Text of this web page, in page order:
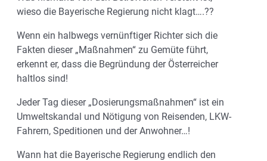
wieso die Bayerische Regierung nicht klagt….??
Wenn ein halbwegs vernünftiger Richter sich die
Fakten dieser „Maßnahmen“ zu Gemüte führt,
erkennt er, dass die Begründung der Österreicher
haltlos sind!
Jeder Tag dieser „Dosierungsmaßnahmen“ ist ein
Umweltskandal und Nötigung von Reisenden, LKW-
Fahrern, Speditionen und der Anwohner…!
Wann hat die Bayerische Regierung endlich den